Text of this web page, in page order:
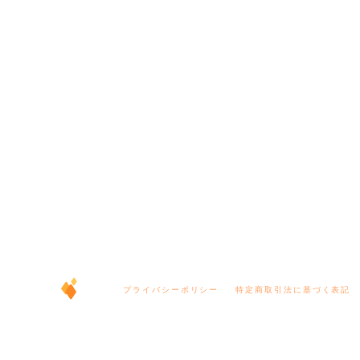
プライバシーポリシー 特定商取引法に基づく表記